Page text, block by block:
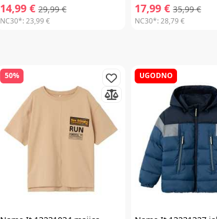
14,99 € 29,99 €
NC30*:23,99 €
17,99 € 35,99 €
NC30*:28,79 €
50% UGODNO